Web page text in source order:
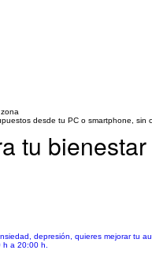
desde tu PC o smartphone, sin
tu bienestar
depresión, quieres mejorar tu
a 20:00 h.